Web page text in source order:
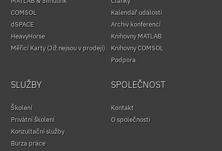
COMSOL
dSPACE
HeavyHorse
Měřicí Karty (Již nejsou v prodeji)
Kalendář událostí
Archiv konferencí
Knihovny MATLAB
Knihovny COMSOL
Podpora
SLUŽBY
Školení
Privátní školení
Konzultační služby
Burza práce
SPOLEČNOST
Kontakt
O společnosti